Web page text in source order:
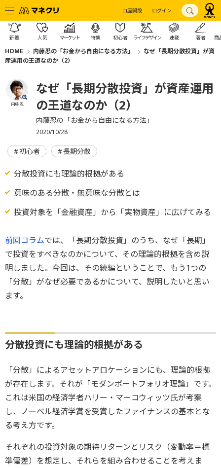
口座開設 ログイン
新着 人気 マーケット 特集 初心者 ライフデザイン 連載 著者 商
HOME 内藤忍の「お金から自由になる方法」
なぜ「長期分散投資」が資
産運用の王道なのか（2）
内藤 忍
なぜ「長期分散投資」が資産運用
の王道なのか（2）
内藤忍の「お金から自由になる方法」
2020/10/28
初心者 長期分散
分散投資にも理論的根拠がある
意味のある分散・無意味な分散とは
投資対象を「金融資産」から「実物資産」に広げてみる
前回コラムでは、「長期分散投資」のうち、なぜ「長期」
で投資をすべきなのかについて、その理論的根拠を含め説
明しました。今回は、その続編ということで、もう1つの
「分散」がなぜ必要であるかについて、説明したいと思い
ます。
分散投資にも理論的根拠がある
「分散」によるアセットアロケーションにも、理論的根拠
が存在します。それが「モダンポートフォリオ理論」です。
これは米国の経済学者ハリー・マーコウィッツ氏が考案
し、ノーベル経済学賞を受賞したファイナンスの基本とな
る考え方です。
それぞれの投資対象の期待リターンとリスク（変動率＝標
準偏差）を想定し、それらを組み合わせることを考えま